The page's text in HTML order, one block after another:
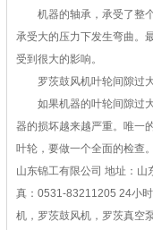
机器的轴承，承受了整个
承受大的压力下发生弯曲。
受到很大的影响。
罗茨鼓风机叶轮间隙过
如果机器的叶轮间隙过大
器的损坏越来越严重。唯一
叶轮，要做一个全面的检查。
山东锦工有限公司 地址：山
真：0531-83211205 24小
机，罗茨鼓风机，罗茨真空